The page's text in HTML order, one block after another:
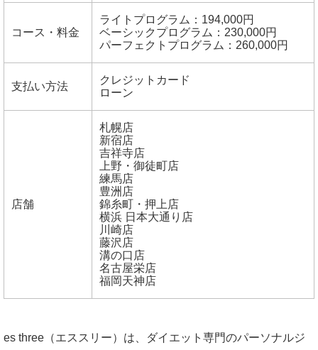
コース・料金
ライトプログラム：194,000円
ベーシックプログラム：230,000円
パーフェクトプログラム：260,000円
支払い方法
クレジットカード
ローン
店舗
札幌店
新宿店
吉祥寺店
上野・御徒町店
練馬店
豊洲店
錦糸町・押上店
横浜 日本大通り店
川崎店
藤沢店
溝の口店
名古屋栄店
福岡天神店
es three（エススリー）は、ダイエット専門のパーソナルジ